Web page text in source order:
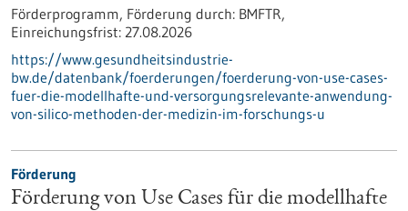
Förderprogramm, Förderung durch: BMFTR,
Einreichungsfrist: 27.08.2026
https://www.gesundheitsindustrie-
bw.de/datenbank/foerderungen/foerderung-von-use-cases-
fuer-die-modellhafte-und-versorgungsrelevante-anwendung-
von-silico-methoden-der-medizin-im-forschungs-u
Förderung
Förderung von Use Cases für die modellhafte